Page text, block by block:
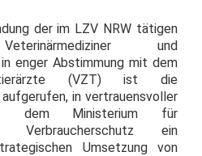
der im LZV NRW tätigen
und
enger Abstimmung mit dem
(VZT) ist die
in vertrauensvoller
dem Ministerium für
Verbraucherschutz ein
Umsetzung von